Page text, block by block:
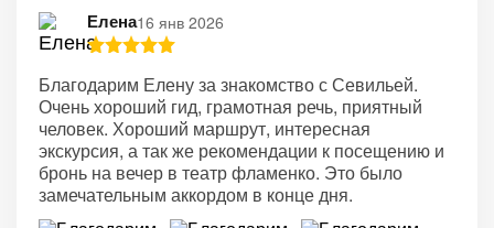
Елена16 янв 2026
Благодарим Елену за знакомство с Севильей.
Очень хороший гид, грамотная речь, приятный
человек. Хороший маршрут, интересная
экскурсия, а так же рекомендации к посещению и
бронь на вечер в театр фламенко. Это было
замечательным аккордом в конце дня.